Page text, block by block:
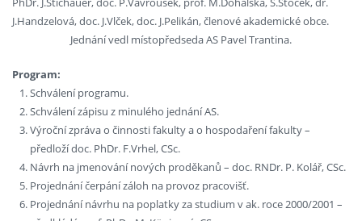
J.Handzelová, doc. J.Vlček, doc. J.Pelikán, členové akademické obce.
Jednání vedl místopředseda AS Pavel Trantina.
Program:
Schválení programu.
Schválení zápisu z minulého jednání AS.
Výroční zpráva o činnosti fakulty a o hospodaření fakulty –
předloží doc. PhDr. F.Vrhel, CSc.
Návrh na jmenování nových proděkanů – doc. RNDr. P. Kolář, CSc.
Projednání čerpání záloh na provoz pracovišť.
Projednání návrhu na poplatky za studium v ak. roce 2000/2001 –